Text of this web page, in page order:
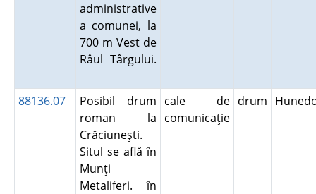
administrative
a comunei, la
700 m Vest de
Râul Târgului.
88136.07
Posibil drum
roman la
Crăciuneşti.
Situl se află în
Munţi
Metaliferi. în
cale de
comunicaţie
drum